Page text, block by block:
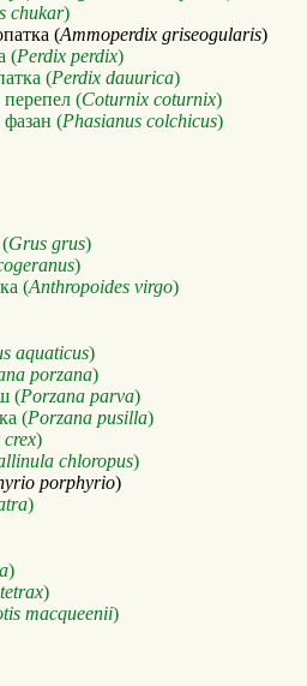
chukar)
(Ammoperdix griseogularis)
(Perdix perdix)
(Perdix dauurica)
(Coturnix coturnix)
(Phasianus colchicus)
Grus grus)
)
(Anthropoides virgo)
aquaticus)
porzana)
(Porzana parva)
(Porzana pusilla)
crex)
chloropus)
porphyrio)
)
)
)
macqueenii)